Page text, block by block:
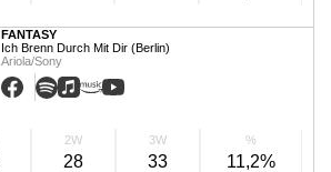
FANTASY
Ich Brenn Durch Mit Dir (Berlin)
Ariola/Sony
2W
28
3W
33
%
11,2%